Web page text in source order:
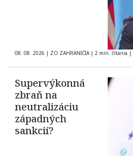
08. 08. 2026 | ZO ZAHRANIČIA | 2 min. čítania |
Supervýkonná
zbraň na
neutralizáciu
západných
sankcií?